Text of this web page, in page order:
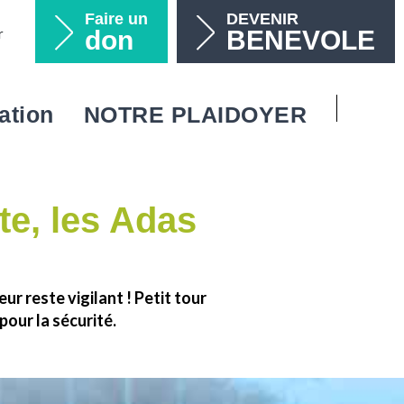
Faire un
don
DEVENIR
BENEVOLE
une soirée étudiante
NOTRE PLAIDOYER
les Adas
reste vigilant ! Petit tour
la sécurité.